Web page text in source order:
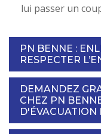
lui passer un
PN BENNE :
RESPECTER
DEMANDEZ
CHEZ PN
D'ÉVACUATION